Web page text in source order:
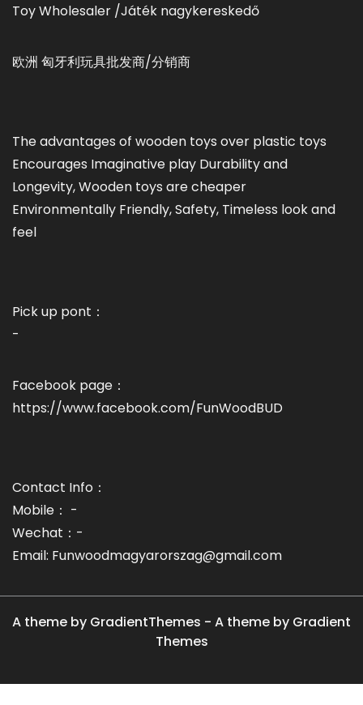
Toy Wholesaler /Játék nagykereskedő
欧洲 匈牙利玩具批发商/分销商
The advantages of wooden toys over plastic toys
Encourages Imaginative play Durability and
Longevity, Wooden toys are cheaper
Environmentally Friendly, Safety, Timeless look and
feel
Pick up pont：
-
Facebook page：
https://www.facebook.com/FunWoodBUD
Contact Info：
Mobile： -
Wechat：-
Email: Funwoodmagyarorszag@gmail.com
A theme by GradientThemes - A theme by Gradient
Themes